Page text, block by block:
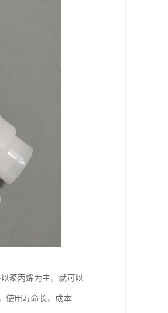
聚丙烯为主。就可以
使用寿命长，成本